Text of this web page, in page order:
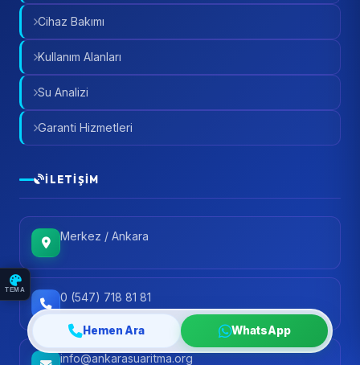
TEMA
Cihaz Bakımı
Kullanım Alanları
Su Analizi
Garanti Hizmetleri
İLETIŞIM
Merkez / Ankara
0 (547) 718 81 81
info@ankarasuaritma.org
Hemen Ara WhatsApp